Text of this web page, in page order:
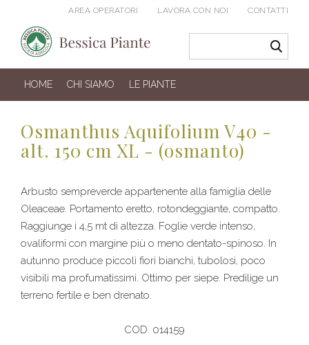
AREA OPERATORI LAVORA CON NOI CONTATTI
HOME CHI SIAMO LE PIANTE
Osmanthus Aquifolium V40 -
alt. 150 cm XL - (osmanto)
Arbusto sempreverde appartenente alla famiglia delle
Oleaceae. Portamento eretto, rotondeggiante, compatto.
Raggiunge i 4,5 mt di altezza. Foglie verde intenso,
ovaliformi con margine più o meno dentato-spinoso. In
autunno produce piccoli fiori bianchi, tubolosi, poco
visibili ma profumatissimi. Ottimo per siepe. Predilige un
terreno fertile e ben drenato.
COD. 014159